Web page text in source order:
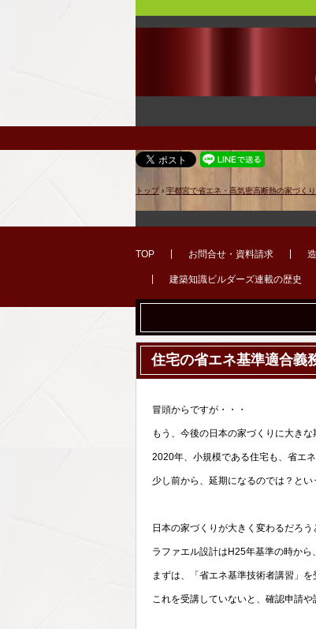
トップ › 宇都宮で省エネ・高気密高断熱の家づく
TOP お問合せ・資料請求
建築知識ビルダーズ連載の歴史
住宅の省エネ基準適合義
冒頭からですが・・・
もう、今後の日本の家づくりに大き
2020年、小規模である住宅も、省エ
少し前から、延期になるのでは？と
日本の家づくりが大きく変わるだろう
ラファエル設計はH25年基準の時から
まずは、「省エネ基準技術者講習」を
これを受講していないと、確認申請